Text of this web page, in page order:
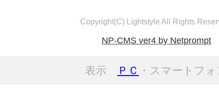
Copyright(C) Lightstyle All Rights
NP-CMS ver4 by Netprompt
表示 ＰＣ ・スマートフ